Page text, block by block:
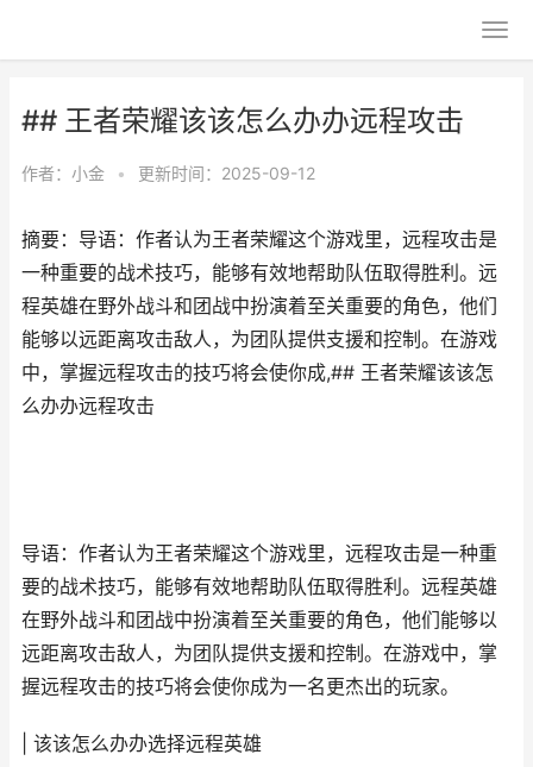
## 王者荣耀该该怎么办办远程攻击
作者： 小金 • 更新时间：2025-09-12
摘要：导语：作者认为王者荣耀这个游戏里，远程攻击是
一种重要的战术技巧，能够有效地帮助队伍取得胜利。远
程英雄在野外战斗和团战中扮演着至关重要的角色，他们
能够以远距离攻击敌人，为团队提供支援和控制。在游戏
中，掌握远程攻击的技巧将会使你成,## 王者荣耀该该怎
么办办远程攻击
导语：作者认为王者荣耀这个游戏里，远程攻击是一种重
要的战术技巧，能够有效地帮助队伍取得胜利。远程英雄
在野外战斗和团战中扮演着至关重要的角色，他们能够以
远距离攻击敌人，为团队提供支援和控制。在游戏中，掌
握远程攻击的技巧将会使你成为一名更杰出的玩家。
| 该该怎么办办选择远程英雄